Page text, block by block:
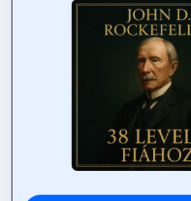
Fejezet hossza: 00:21:55